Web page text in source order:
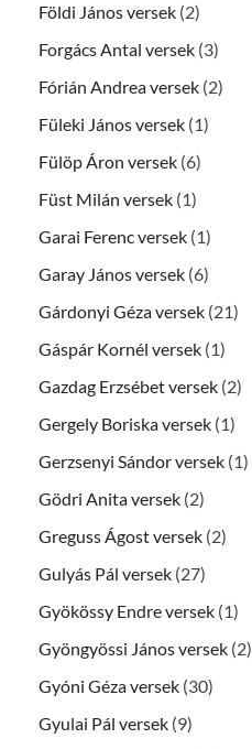
Földi János versek (2)
Forgács Antal versek (3)
Fórián Andrea versek (2)
Füleki János versek (1)
Fülöp Áron versek (6)
Füst Milán versek (1)
Garai Ferenc versek (1)
Garay János versek (6)
Gárdonyi Géza versek (21)
Gáspár Kornél versek (1)
Gazdag Erzsébet versek (2)
Gergely Boriska versek (1)
Gerzsenyi Sándor versek (1)
Gödri Anita versek (2)
Greguss Ágost versek (2)
Gulyás Pál versek (27)
Gyökössy Endre versek (1)
Gyöngyössi János versek (2)
Gyóni Géza versek (30)
Gyulai Pál versek (9)